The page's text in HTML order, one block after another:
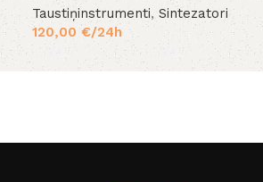
Taustiņinstrumenti,Sintezatori
120,00€/24h